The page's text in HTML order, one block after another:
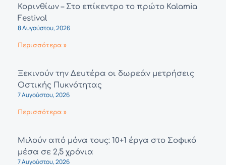
Κορινθίων – Στο επίκεντρο το πρώτο Kalamia
Festival
8 Αυγούστου, 2026
Περισσότερα »
Ξεκινούν την Δευτέρα οι δωρεάν μετρήσεις
Οστικής Πυκνότητας
7 Αυγούστου, 2026
Περισσότερα »
Μιλούν από μόνα τους: 10+1 έργα στο Σοφικό
μέσα σε 2,5 χρόνια
7 Αυγούστου, 2026